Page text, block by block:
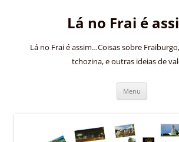
Lá no Frai é
Lá no Frai é assim…Coisas sobre
tchozina, e outras ideias de
Menu